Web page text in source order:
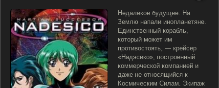
Недалекое будущее. На
Землю напали инопланетяне.
Единственный корабль,
который может им
противостоять, — крейсер
«Надэсико», построенный
коммерческой компанией и
даже не относящийся к
Космическим Силам. Экипаж